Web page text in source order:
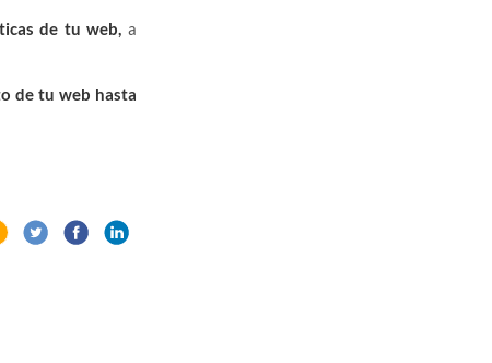
de tu web,a
de tu web hasta